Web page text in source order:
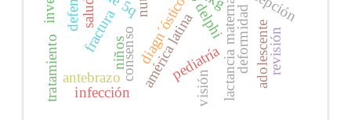
consenso lactancia materna
niños diagn´óstico
américa latinapediatría
fractura deformidad
antebrazo adolescente
tratamiento revisión
salud
visión
infección